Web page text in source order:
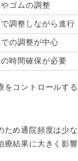
ゴムの調整
調整しながら進行
の調整が中心
時間確保が必要
をコントロールする
ため通院頻度は少な
療結果に大きく影響